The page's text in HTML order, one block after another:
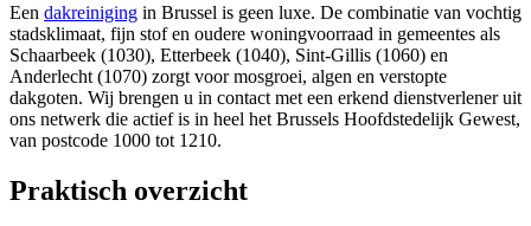
Een dakreiniging in Brussel is geen luxe. De combinatie van vochtig
stadsklimaat, fijn stof en oudere woningvoorraad in gemeentes als
Schaarbeek (1030), Etterbeek (1040), Sint-Gillis (1060) en
Anderlecht (1070) zorgt voor mosgroei, algen en verstopte
dakgoten. Wij brengen u in contact met een erkend dienstverlener uit
ons netwerk die actief is in heel het Brussels Hoofdstedelijk Gewest,
van postcode 1000 tot 1210.
Praktisch overzicht